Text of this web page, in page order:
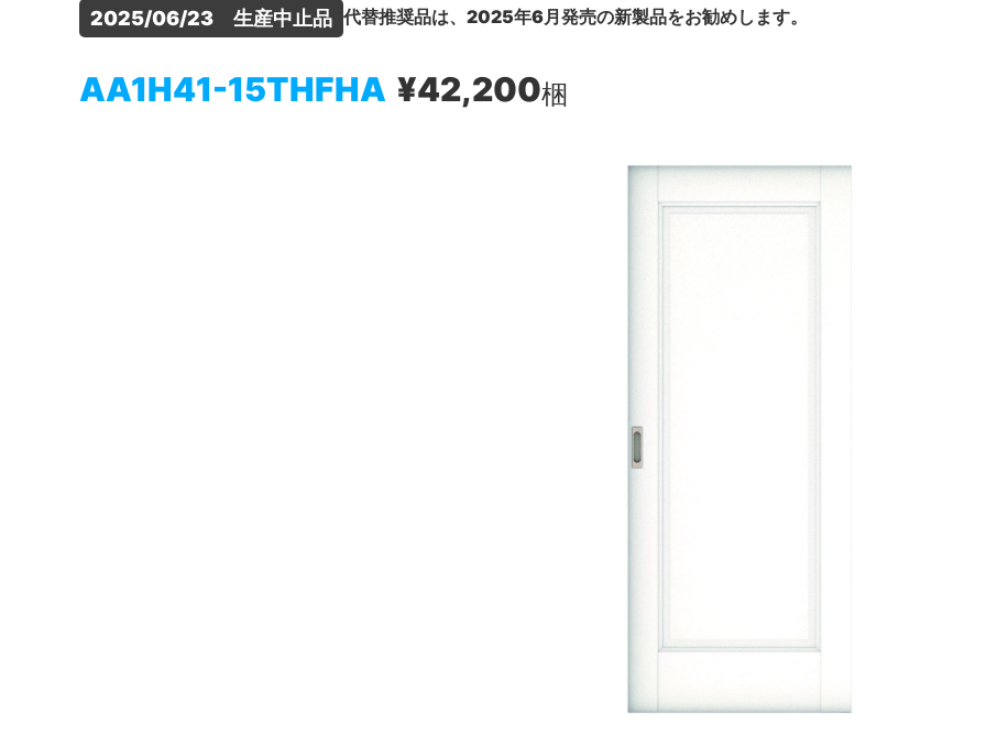
2025/06/23　生産中止品 代替推奨品は、2025年6月発売の新製品をお勧めします。
AA1H41-15THFHA ¥42,200梱